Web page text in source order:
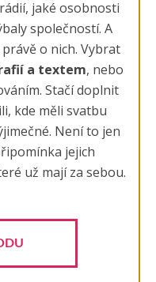
jaké osobnosti
společností. A
o nich. Vybrat
a textem, nebo
Stačí doplnit
kde měli svatbu
Není to jen
jejich
už mají za sebou.